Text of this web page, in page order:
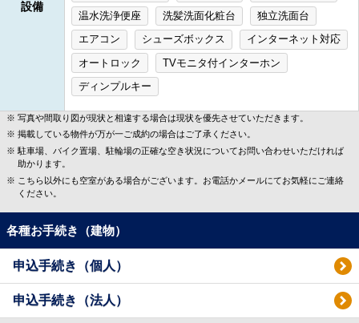
設備
温水洗浄便座
洗髪洗面化粧台
独立洗面台
エアコン
シューズボックス
インターネット対応
オートロック
TVモニタ付インターホン
ディンプルキー
写真や間取り図が現状と相違する場合は現状を優先させていただきます。
掲載している物件が万が一ご成約の場合はご了承ください。
駐車場、バイク置場、駐輪場の正確な空き状況についてお問い合わせいただければ
助かります。
こちら以外にも空室がある場合がございます。お電話かメールにてお気軽にご連絡
ください。
各種お手続き（建物）
申込手続き（個人）
申込手続き（法人）